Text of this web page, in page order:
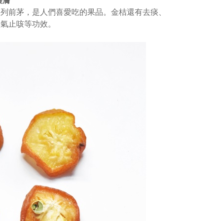
茅，是人們喜愛吃的果品。金桔還有去痰、
止咳等功效。